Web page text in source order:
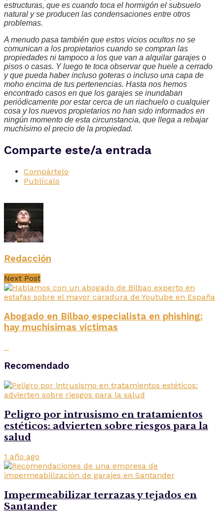
estructuras, que es cuando toca el hormigón el subsuelo
natural y se producen las condensaciones entre otros
problemas.
A menudo pasa también que estos vicios ocultos no se
comunican a los propietarios cuando se compran las
propiedades ni tampoco a los que van a alquilar garajes o
pisos o casas. Y luego te toca observar que huele a cerrado
y que pueda haber incluso goteras o incluso una capa de
moho encima de tus pertenencias. Hasta nos hemos
encontrado casos en que los garajes se inundaban
periódicamente por estar cerca de un riachuelo o cualquier
cosa y los nuevos propietarios no han sido informados en
ningún momento de esta circunstancia, que llega a rebajar
muchísimo el precio de la propiedad.
Comparte este/a entrada
Compártelo
Publícalo
Redacción
Next Post
Abogado en Bilbao especialista en phishing:
hay muchísimas víctimas
Recomendado
Peligro por intrusismo en tratamientos
estéticos: advierten sobre riesgos para la
salud
1 año ago
Impermeabilizar terrazas y tejados en
Santander